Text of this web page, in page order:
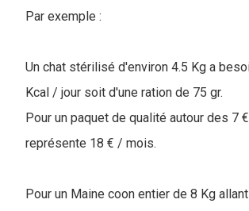
Par exemple :
Un chat stérilisé d'environ 4.5 Kg a
Kcal / jour soit d'une ration de 75 gr.
Pour un paquet de qualité autour des 7
représente 18 € / mois.
Pour un Maine coon entier de 8 Kg